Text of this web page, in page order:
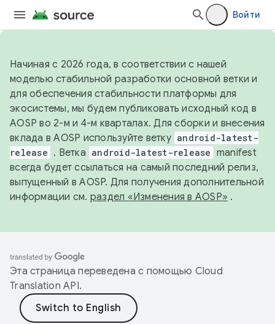
Войти
Начиная с 2026 года, в соответствии с нашей
моделью стабильной разработки основной ветки и
для обеспечения стабильности платформы для
экосистемы, мы будем публиковать исходный код в
AOSP во 2-м и 4-м кварталах. Для сборки и внесения
вклада в AOSP используйте ветку android-latest-
release . Ветка android-latest-release manifest
всегда будет ссылаться на самый последний релиз,
выпущенный в AOSP. Для получения дополнительной
информации см. раздел «Изменения в AOSP» .
Эта страница переведена с помощью Cloud
Translation API.